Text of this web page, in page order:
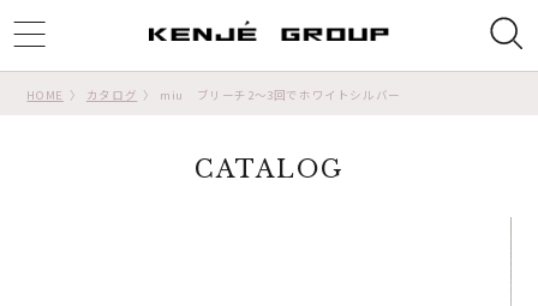
HOME カタログ miu ブリーチ2〜3回でホワイトシルバー
CATALOG